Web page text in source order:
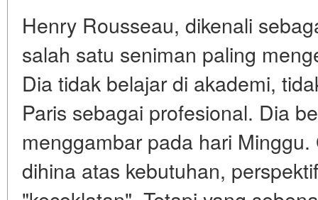
Henry Rousseau, dikenali
salah satu seniman paling
Dia tidak belajar di akademi,
Paris sebagai profesional. Dia
menggambar pada hari
dihina atas kebutuhan,